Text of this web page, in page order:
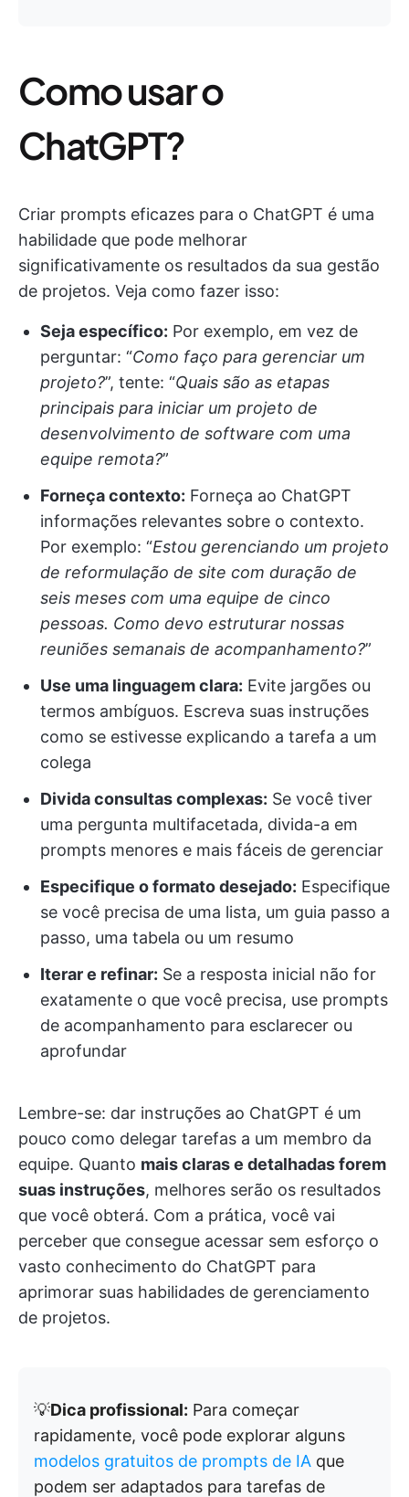
Como usar o
ChatGPT?
Criar prompts eficazes para o ChatGPT é uma
habilidade que pode melhorar
significativamente os resultados da sua gestão
de projetos. Veja como fazer isso:
Seja específico: Por exemplo, em vez de
perguntar: “Como faço para gerenciar um
projeto?”, tente: “Quais são as etapas
principais para iniciar um projeto de
desenvolvimento de software com uma
equipe remota?”
Forneça contexto: Forneça ao ChatGPT
informações relevantes sobre o contexto.
Por exemplo: “Estou gerenciando um projeto
de reformulação de site com duração de
seis meses com uma equipe de cinco
pessoas. Como devo estruturar nossas
reuniões semanais de acompanhamento?”
Use uma linguagem clara: Evite jargões ou
termos ambíguos. Escreva suas instruções
como se estivesse explicando a tarefa a um
colega
Divida consultas complexas: Se você tiver
uma pergunta multifacetada, divida-a em
prompts menores e mais fáceis de gerenciar
Especifique o formato desejado: Especifique
se você precisa de uma lista, um guia passo a
passo, uma tabela ou um resumo
Iterar e refinar: Se a resposta inicial não for
exatamente o que você precisa, use prompts
de acompanhamento para esclarecer ou
aprofundar
Lembre-se: dar instruções ao ChatGPT é um
pouco como delegar tarefas a um membro da
equipe. Quanto mais claras e detalhadas forem
suas instruções, melhores serão os resultados
que você obterá. Com a prática, você vai
perceber que consegue acessar sem esforço o
vasto conhecimento do ChatGPT para
aprimorar suas habilidades de gerenciamento
de projetos.
💡Dica profissional: Para começar
rapidamente, você pode explorar alguns
modelos gratuitos de prompts de IA que
podem ser adaptados para tarefas de